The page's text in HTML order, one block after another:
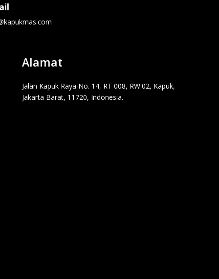
Alamat
Jalan Kapuk Raya No. 14, RT 008, RW:02, Kapuk,
Jakarta Barat, 11720, Indonesia.